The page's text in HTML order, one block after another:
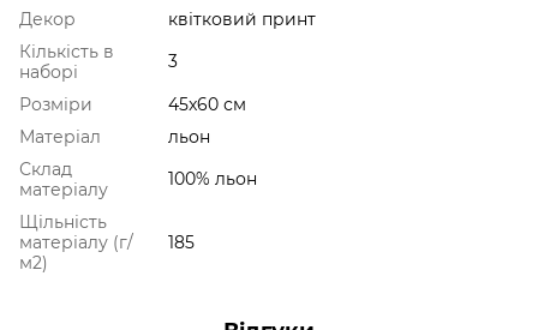
Декор
квітковий принт
Кількість в
наборі
3
Розміри
45x60 см
Матеріал
льон
Склад
матеріалу
100% льон
Щільність
матеріалу (г/
м2)
185